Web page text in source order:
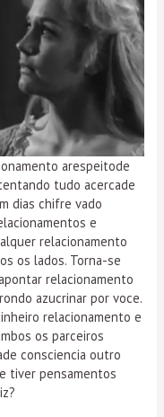
arespeitode
tudo acercade
dias chifre vado
e
relacionamento
os lados. Torna-se
relacionamento
azucrinar por voce.
relacionamento e
os parceiros
consciencia outro
tiver pensamentos